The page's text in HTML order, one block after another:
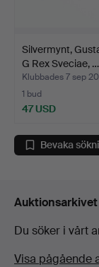
Silvermynt,
G Rex Sveciae, …
Klubbades 7 sep
1 bud
47 USD
Bevaka
Auktionsarkivet
Du söker i vårt
Visa pågående